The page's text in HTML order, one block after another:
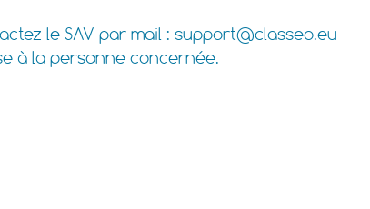
le SAV par mail : support@classeo.eu
à la personne concernée.